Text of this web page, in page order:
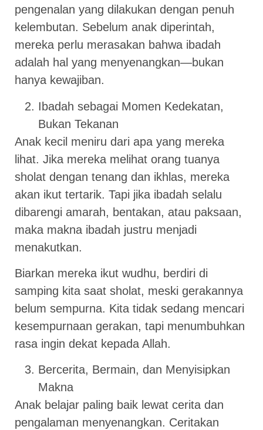
pengenalan yang dilakukan dengan penuh
kelembutan. Sebelum anak diperintah,
mereka perlu merasakan bahwa ibadah
adalah hal yang menyenangkan—bukan
hanya kewajiban.
Ibadah sebagai Momen Kedekatan,
Bukan Tekanan
Anak kecil meniru dari apa yang mereka
lihat. Jika mereka melihat orang tuanya
sholat dengan tenang dan ikhlas, mereka
akan ikut tertarik. Tapi jika ibadah selalu
dibarengi amarah, bentakan, atau paksaan,
maka makna ibadah justru menjadi
menakutkan.
Biarkan mereka ikut wudhu, berdiri di
samping kita saat sholat, meski gerakannya
belum sempurna. Kita tidak sedang mencari
kesempurnaan gerakan, tapi menumbuhkan
rasa ingin dekat kepada Allah.
Bercerita, Bermain, dan Menyisipkan
Makna
Anak belajar paling baik lewat cerita dan
pengalaman menyenangkan. Ceritakan